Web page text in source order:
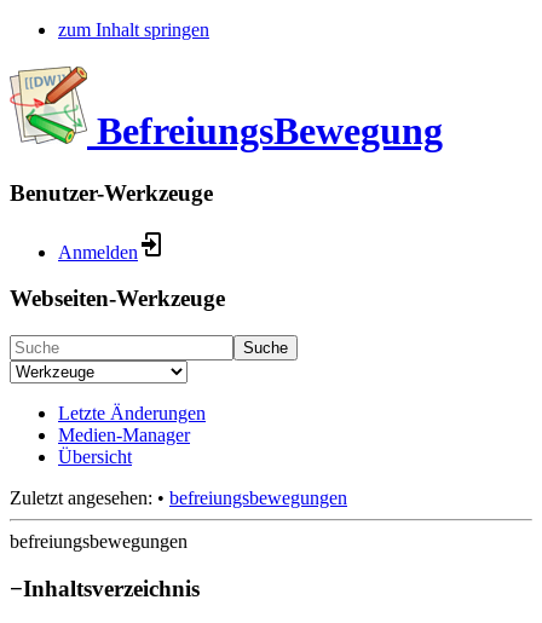
zum Inhalt springen
BefreiungsBewegung
Benutzer-Werkzeuge
Anmelden
Webseiten-Werkzeuge
Suche
Letzte Änderungen
Medien-Manager
Übersicht
Zuletzt angesehen: • befreiungsbewegungen
befreiungsbewegungen
−Inhaltsverzeichnis